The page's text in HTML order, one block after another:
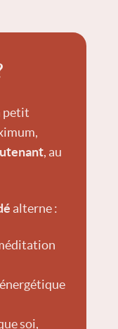
petit
, au
alterne :
soi,